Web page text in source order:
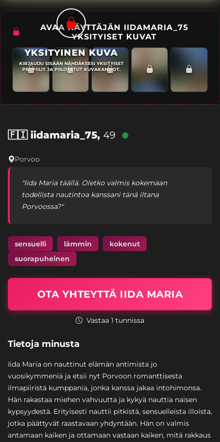
YKSITYINEN KUVA
KIRJAUDU SISÄÄN NÄHDÄKSESI YKSITYISET
PROFIILIT JA PIILOTETUT KUVAKANSIOT.
AVAA KÄYTTÄJÄN IIDAMARIA_75
YKSITYISET KUVAT
🇫🇮iidamaria_75, 49
Porvoo
"Iida Maria täällä. Oletko valmis kokemaan
todellista nautintoa kanssani tänä iltana
Porvoossa?"
sensuelli lämmin
kokenut
suorapuheinen
OTA YHTEYTTÄ IIDA MARIA
Vastaa 1 tunnissa
Tietoja minusta
Iida Maria on nauttinut elämän antimista jo
vuosikymmeniä ja etsii nyt Porvoon romanttisesta
ilmapiiristä kumppania, jonka kanssa jakaa intohimonsa.
Hän rakastaa miehen vahvuutta ja kykyä nauttia naisen
kypsyydestä. Erityisesti nauttii pitkistä, sensuelleista illoista,
jotka päättyvät raastavaan yhdyntään. Hän on valmis
antamaan kaiken ja ottamaan vastaan kaiken, mitä rakkaus